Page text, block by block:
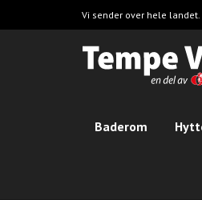
til
Vi sender over hele
Baderom